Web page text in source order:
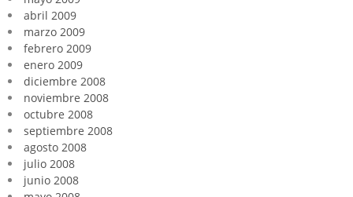
abril 2009
marzo 2009
febrero 2009
enero 2009
diciembre 2008
noviembre 2008
octubre 2008
septiembre 2008
agosto 2008
julio 2008
junio 2008